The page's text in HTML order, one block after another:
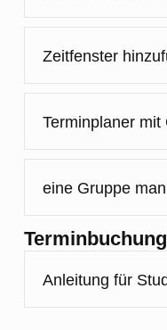
Zeitfenster
Terminplaner mit
eine Gruppe
Anleitung für